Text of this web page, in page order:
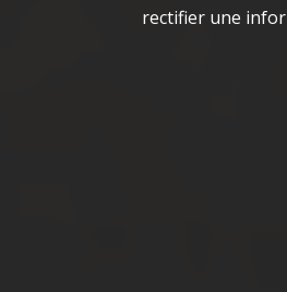
rectifier une